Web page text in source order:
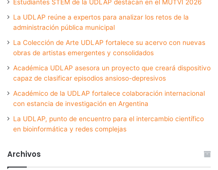
Estudiantes STEM de la UDLAP destacan en el MUTVI 2026
La UDLAP reúne a expertos para analizar los retos de la
administración pública municipal
La Colección de Arte UDLAP fortalece su acervo con nuevas
obras de artistas emergentes y consolidados
Académica UDLAP asesora un proyecto que creará dispositivo
capaz de clasificar episodios ansioso-depresivos
Académico de la UDLAP fortalece colaboración internacional
con estancia de investigación en Argentina
La UDLAP, punto de encuentro para el intercambio científico
en bioinformática y redes complejas
Archivos